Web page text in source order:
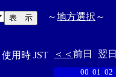
～地方選択 ～
使用時 JST ＜＜ 前日 翌日
00 01 02